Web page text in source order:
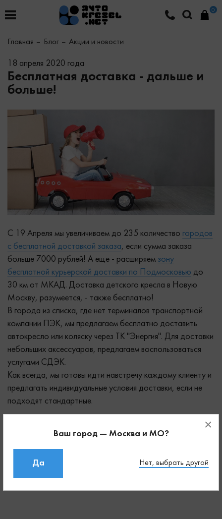
Ваш город — Москва и МО?
Да Нет, выбрать другой
×
0
Главная Блог Акции и новости
18 апреля 2020 года
Бесплатная доставка - дальше и
больше!
С 19 Апреля мы увеличиваем до 235 количество городов
с бесплатной доставкой заказа, если сумма заказа
больше 7000 рублей! А еще - расширяем зону
бесплатной курьерской доставки по Подмосковью до
30 км от МКАД. Доставка детского кресла в Новую
Москву, разумеется, - также бесплатно!
В города из списка, где нет терминалов транспортной
компании ПЭК, мы предлагаем бесплатно доставить
автокресло или коляску через ТК "Энергия". Для доставки
небольших аксессуаров, предлагаем воспользоваться
услугами СДЭК.
Как всегда, мы готовы идти навстречу каждому клиенту и
предлагать индивидуальные условия доставки, если не
подходят стандартные.
Комментарии